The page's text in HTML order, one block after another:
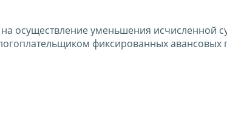
осуществление уменьшения исчисленной
фиксированных авансовых